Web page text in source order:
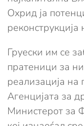
Охрид ја
Груески им се
пратеници за
реализација на
Агенцијата за
Министерот за